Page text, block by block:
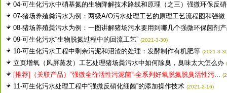
04-可生化污水中硝基氮的生物降解技术路线和原理（之三）强微环保反
07-猪场养殖粪污水为例：两级A/O污水处理工艺的原理工艺流程图和强微
08-猪场养殖粪污水为例：一图讲解猪场污水要用到哪几个强微环保菌剂
09-可生化污水“生物脱氮过程中的回流工艺” (2021-3-30)
10-可生化污水工程中剩余污泥和沼渣的处理：发酵制作有机肥等 (2021-3-
立页增氧（风屏蒸发）工艺处理猪场粪污水中如何除臭，臭味太大怎么办
[推荐]（关联产品）“强微全价活性污泥菌”-全系列好氧脱氮脱臭活性污...
11-可生化污水处理工程中“强微反硝化细菌”的添加操作技术 (2021-2-16)